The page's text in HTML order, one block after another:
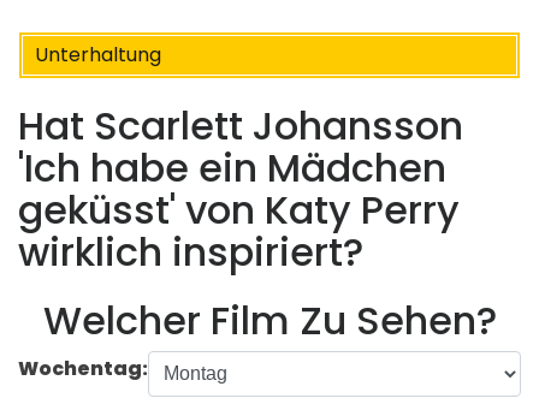
Unterhaltung
Hat Scarlett Johansson
'Ich habe ein Mädchen
geküsst' von Katy Perry
wirklich inspiriert?
Welcher Film Zu Sehen?
Wochentag: